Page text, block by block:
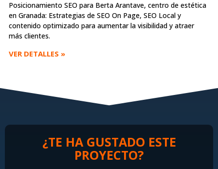
Posicionamiento SEO para Berta Arantave, centro de estética
en Granada: Estrategias de SEO On Page, SEO Local y
contenido optimizado para aumentar la visibilidad y atraer
más clientes.
VER DETALLES »
¿TE HA GUSTADO ESTE
PROYECTO?